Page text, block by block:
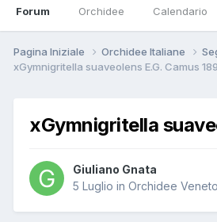
Forum Orchidee Calendario
Pagina Iniziale Orchidee Italiane
xGymnigritella suaveolens E.G. Camus
xGymnigritella
Giuliano Gnata
5 Luglio in Orchidee